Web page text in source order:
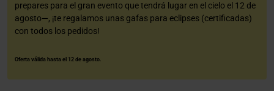
prepares para el gran evento que tendrá lugar en el cielo el 12 de
agosto—, ¡te regalamos unas gafas para eclipses (certificadas)
con todos los pedidos!
Oferta válida hasta el 12 de agosto.